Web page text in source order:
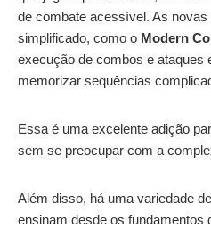
de combate acessível. As
simplificado, como o Modern
execução de combos e ataques
memorizar sequências
Essa é uma excelente adição
sem se preocupar com a
Além disso, há uma variedade
ensinam desde os fundamentos